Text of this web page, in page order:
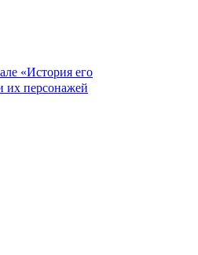
«История его
их персонажей